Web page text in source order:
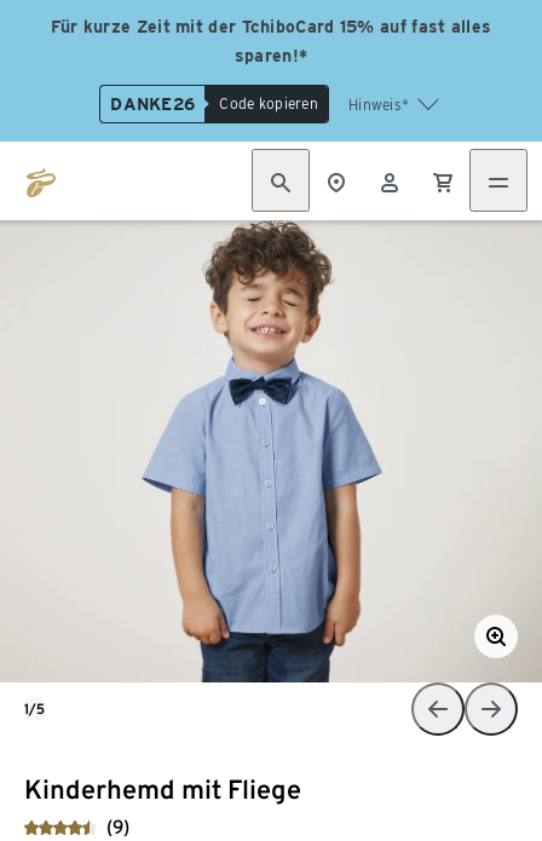
Für kurze Zeit mit der TchiboCard 15% auf fast alles
sparen!*
DANKE26 Code kopieren Hinweis*
Kinderhemd mit Fliege
(9)
1/5